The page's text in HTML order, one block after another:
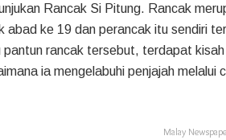
Rancak Si Pitung. Rancak
abad ke 19 dan perancak itu sendiri
pantun rancak tersebut, terdapat
ia mengelabuhi penjajah melalui
Malay